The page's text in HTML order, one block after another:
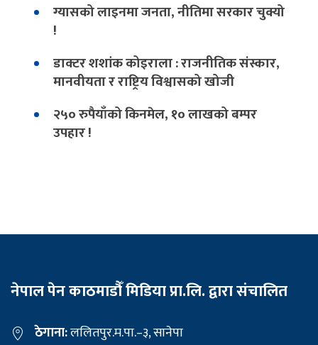
ग्यासको लाइनमा जनता, नीतिमा सरकार चुक्यो
!
डाक्टर शशांक कोइराला : राजनीतिक संस्कार,
मानवीयता र राष्ट्रिय विश्वासको खोजी
२५० रुपैयाँको किनमेल, १० लाखको बम्पर
उपहार !
नेपाल पेन काठमाडौँ मिडिया प्रा.लि. द्वारा संचालित
ठेगाना:ललितपुर.म.पा.–३, सानेपा